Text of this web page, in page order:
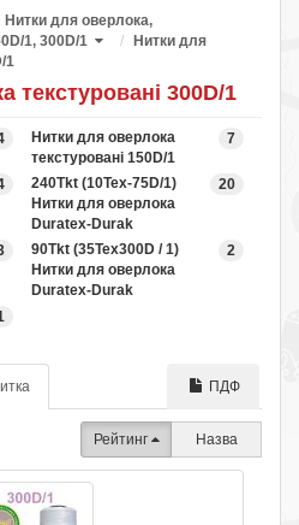
Нитки для оверлока,
1, 300D/1
Нитки для
1
текстуровані 300D/1
7
Нитки для оверлока
текстуровані 150D/1
20
240Tkt (10Tex-75D/1)
Нитки для оверлока
Duratex-Durak
2
90Tkt (35Tex300D / 1)
Нитки для оверлока
Duratex-Durak
ПДФ
Рейтинг Назва